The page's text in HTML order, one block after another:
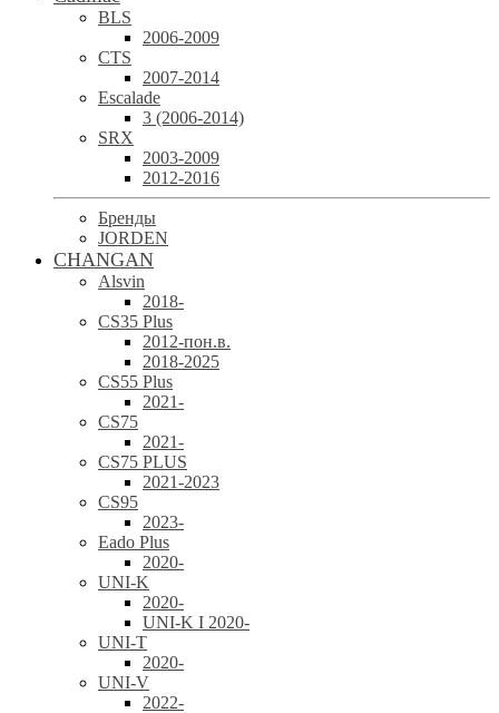
BLS
2006-2009
CTS
2007-2014
Escalade
3 (2006-2014)
SRX
2003-2009
2012-2016
Бренды
JORDEN
CHANGAN
Alsvin
2018-
CS35 Plus
2012-пон.в.
2018-2025
CS55 Plus
2021-
CS75
2021-
CS75 PLUS
2021-2023
CS95
2023-
Eado Plus
2020-
UNI-K
2020-
UNI-K I 2020-
UNI-T
2020-
UNI-V
2022-